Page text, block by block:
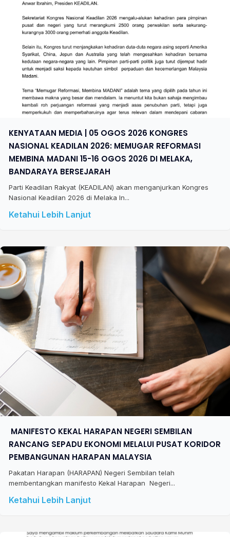
KENYATAAN MEDIA | 05 OGOS 2026 KONGRES
NASIONAL KEADILAN 2026: MEMUGAR REFORMASI
MEMBINA MADANI 15-16 OGOS 2026 DI MELAKA,
BANDARAYA BERSEJARAH
Parti Keadilan Rakyat (KEADILAN) akan menganjurkan Kongres
Nasional Keadilan 2026 di Melaka In...
Ketahui Lebih Lanjut
​ MANIFESTO KEKAL HARAPAN NEGERI SEMBILAN
RANCANG SEPADU EKONOMI MELALUI PUSAT KORIDOR
PEMBANGUNAN HARAPAN MALAYSIA
Pakatan Harapan (HARAPAN) Negeri Sembilan telah
membentangkan manifesto Kekal Harapan Negeri...
Ketahui Lebih Lanjut